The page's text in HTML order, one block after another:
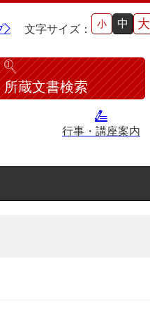
文字サイズ： 小 中 大
所蔵文書検索
行事・講座案内